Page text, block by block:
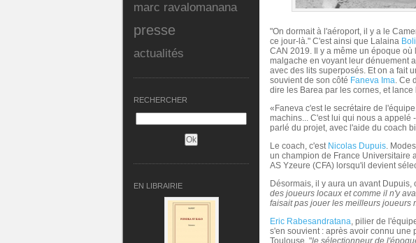
marc ravalomanana
presse
actualités
RECHERCHER
EN LIBRAIRIE
"On dormait à l'aéroport, il y a le
ce jour-là." C'est ainsi que Lalaina
CAN 2019. Il y a même un époque où
malgache en voyant leur dénuement
avec des lits superposés. Et on a fait
souvient de son côté Faneva Ima .
dire les Barea par les cornes, et lance
«Faneva c'est le secrétaire de
machins... C'est lui qui nous a appelé
parlé du projet, avec l'aide du coach
Le coach, c'est Nicolas Dupuis .
un champion de France Universitaire
AS Yzeure (CFA) lorsqu'il devient
Désormais, il y aura un avant Dupuis,
des joueurs locaux et comme il n'y
faisait pas jouer les meilleurs joueurs
Eric Rabesandratana , pilier de
s'en souvient : après avoir connu une
Toulouse, "le sélectionneur de